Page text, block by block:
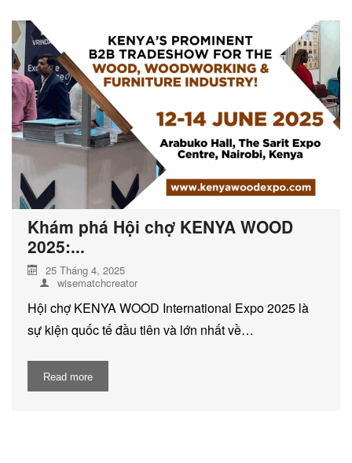
Khám phá Hội chợ KENYA WOOD
2025:...
25 Tháng 4, 2025
wisematchcreator
Hội chợ KENYA WOOD International Expo 2025 là
sự kiện quốc tế đầu tiên và lớn nhất về…
Read more
KÍNH